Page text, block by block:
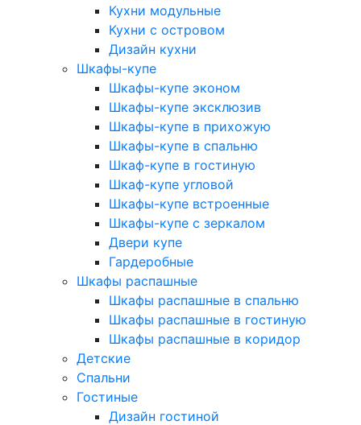
Кухни модульные
Кухни с островом
Дизайн кухни
Шкафы-купе
Шкафы-купе эконом
Шкафы-купе эксклюзив
Шкафы-купе в прихожую
Шкафы-купе в спальню
Шкаф-купе в гостиную
Шкаф-купе угловой
Шкафы-купе встроенные
Шкафы-купе с зеркалом
Двери купе
Гардеробные
Шкафы распашные
Шкафы распашные в спальню
Шкафы распашные в гостиную
Шкафы распашные в коридор
Детские
Спальни
Гостиные
Дизайн гостиной